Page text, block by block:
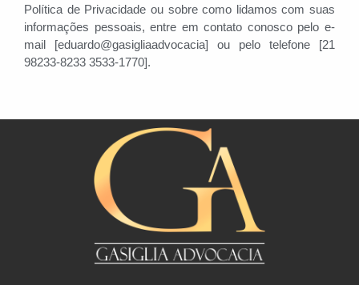
Política de Privacidade ou sobre como lidamos com suas
informações pessoais, entre em contato conosco pelo e-
mail [eduardo@gasigliaadvocacia] ou pelo telefone [21
98233-8233 3533-1770].